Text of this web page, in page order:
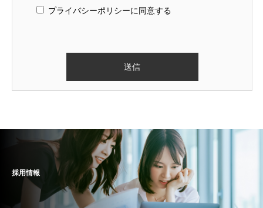
プライバシーポリシーに同意する
採用情報